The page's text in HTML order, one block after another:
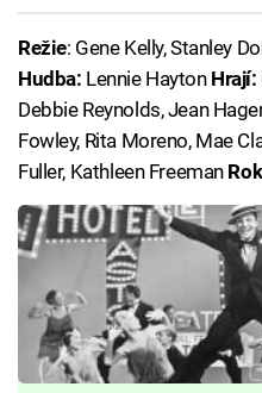
Režie: Gene Kelly, Stanley
Hudba: Lennie Hayton Hrají:
Debbie Reynolds, Jean
Fowley, Rita Moreno, Mae
Fuller, Kathleen Freeman